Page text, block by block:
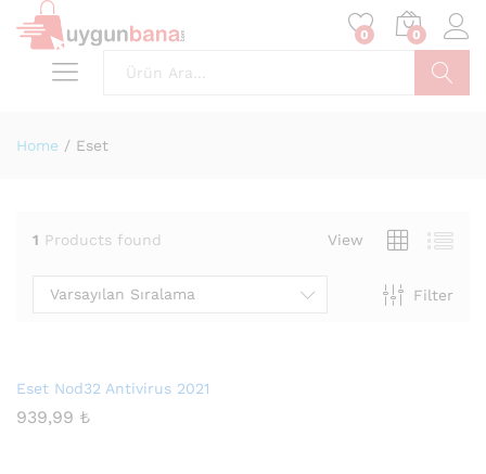
0 0
Home / Eset
1 Products found View
Filter
Varsayılan Sıralama
Eset Nod32 Antivirus 2021
939,99 ₺